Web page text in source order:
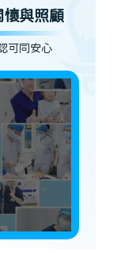
與照顧
可同安心